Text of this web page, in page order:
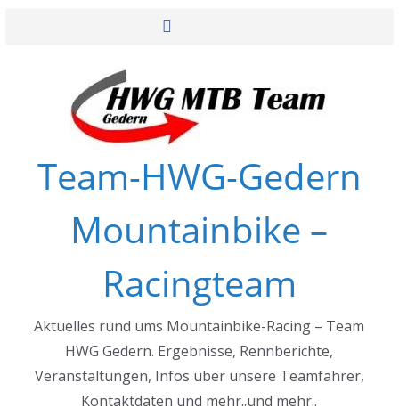
Team-HWG-Gedern
Mountainbike –
Racingteam
Aktuelles rund ums Mountainbike-Racing – Team
HWG Gedern. Ergebnisse, Rennberichte,
Veranstaltungen, Infos über unsere Teamfahrer,
Kontaktdaten und mehr..und mehr..